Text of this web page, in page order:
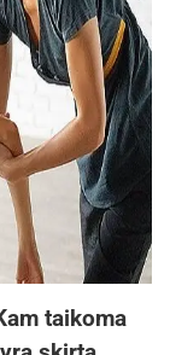
taikoma